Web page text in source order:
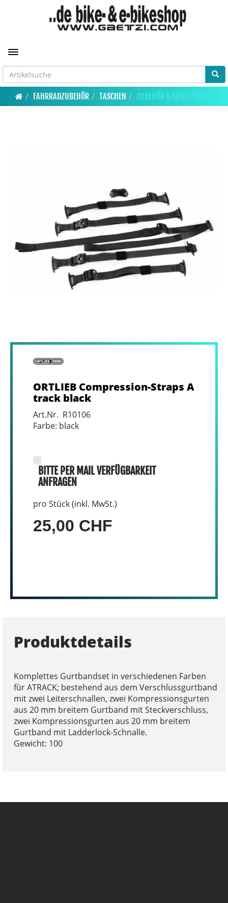
Toggle navigation
FAHRRADZUBEHÖR TASCHEN ZUBEHÖR & ERSATZTEILE
ORTLIEB Compression-Straps A
track black
Art.Nr. R10106
Farbe: black
BITTE PER MAIL VERFÜGBARKEIT
ANFRAGEN
pro Stück (inkl. MwSt.)
25,00 CHF
Produktdetails
Komplettes Gurtbandset in verschiedenen Farben
für ATRACK; bestehend aus dem Verschlussgurtband
mit zwei Leiterschnallen, zwei Kompressionsgurten
aus 20 mm breitem Gurtband mit Steckverschluss,
zwei Kompressionsgurten aus 20 mm breitem
Gurtband mit Ladderlock-Schnalle.
Gewicht: 100